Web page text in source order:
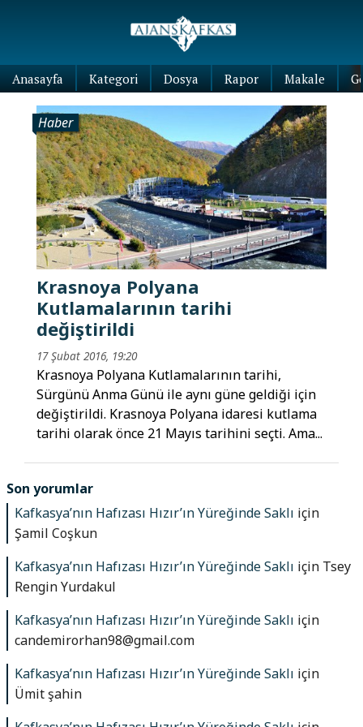
Anasayfa Kategori Dosya Rapor Makale
Haber
Krasnoya Polyana
Kutlamalarının tarihi
değiştirildi
17 Şubat 2016, 19:20
Krasnoya Polyana Kutlamalarının tarihi,
Sürgünü Anma Günü ile aynı güne geldiği için
değiştirildi. Krasnoya Polyana idaresi kutlama
tarihi olarak önce 21 Mayıs tarihini seçti. Ama...
Son yorumlar
Kafkasya’nın Hafızası Hızır’ın Yüreğinde Saklı için
Şamil Coşkun
Kafkasya’nın Hafızası Hızır’ın Yüreğinde Saklı için Tsey
Rengin Yurdakul
Kafkasya’nın Hafızası Hızır’ın Yüreğinde Saklı için
candemirorhan98@gmail.com
Kafkasya’nın Hafızası Hızır’ın Yüreğinde Saklı için
Ümit şahin